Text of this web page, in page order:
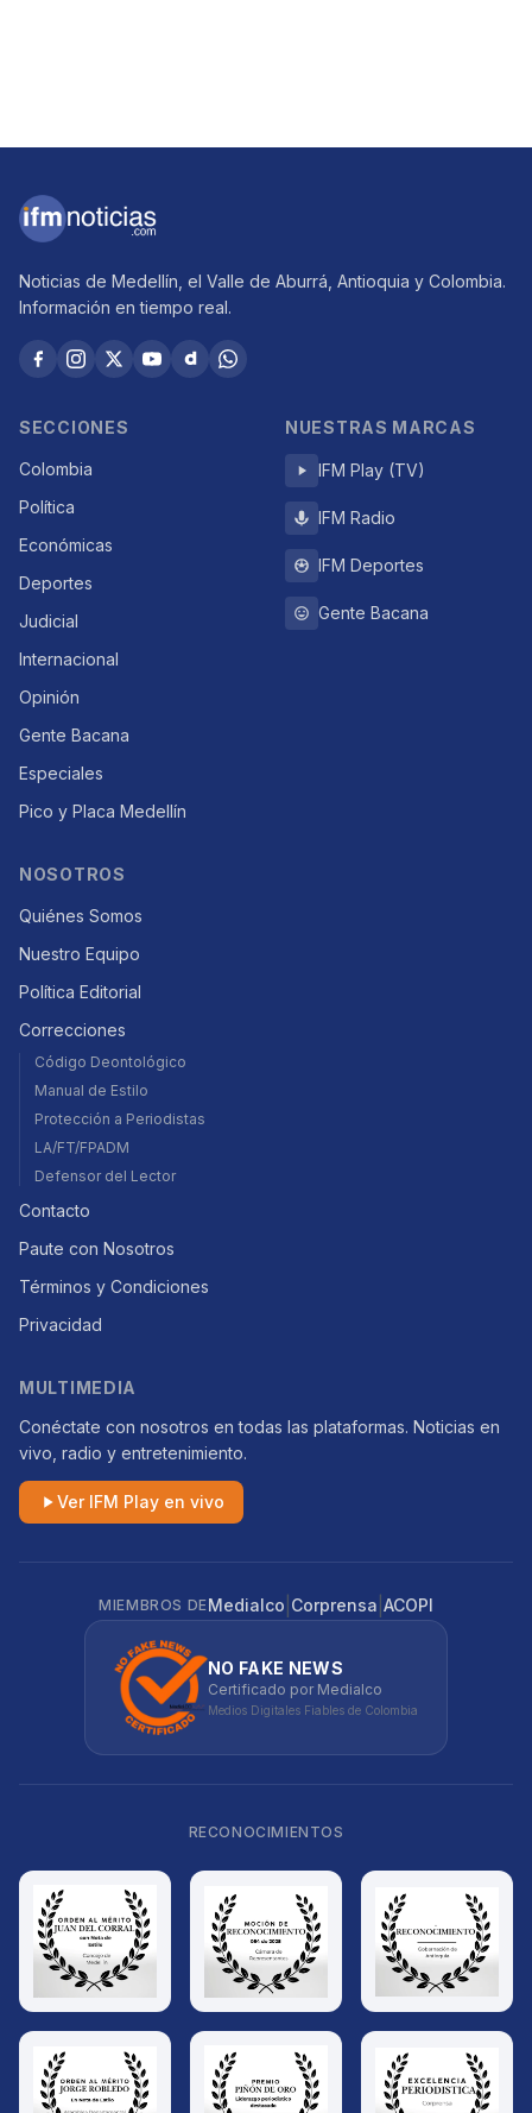
Noticias de Medellín, el Valle de Aburrá, Antioquia y Colombia.
Información en tiempo real.
SECCIONES
Colombia
Política
Económicas
Deportes
Judicial
Internacional
Opinión
Gente Bacana
Especiales
Pico y Placa Medellín
NUESTRAS MARCAS
IFM Play (TV)
IFM Radio
IFM Deportes
Gente Bacana
NOSOTROS
Quiénes Somos
Nuestro Equipo
Política Editorial
Correcciones
Código Deontológico
Manual de Estilo
Protección a Periodistas
LA/FT/FPADM
Defensor del Lector
Contacto
Paute con Nosotros
Términos y Condiciones
Privacidad
MULTIMEDIA
Conéctate con nosotros en todas las plataformas. Noticias en
vivo, radio y entretenimiento.
Ver IFM Play en vivo
MIEMBROS DEMedialco Corprensa ACOPI
NO FAKE NEWS
Certificado por Medialco
Medios Digitales Fiables de Colombia
RECONOCIMIENTOS